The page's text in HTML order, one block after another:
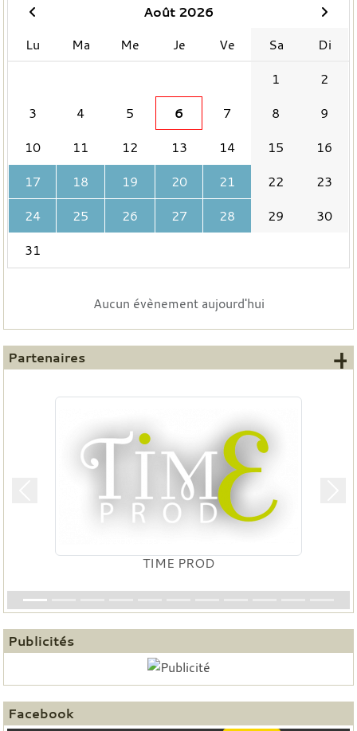
Août 2026
Lu
Ma Me Je Ve Sa
Di
1
2
3
4 5 6 7 8
9
10
11 12 13 14 15
16
17
18 19 20 21 22
23
24
25 26 27 28 29
30
31
Aucun évènement aujourd'hui
Partenaires
TIME PROD
Publicités
Facebook